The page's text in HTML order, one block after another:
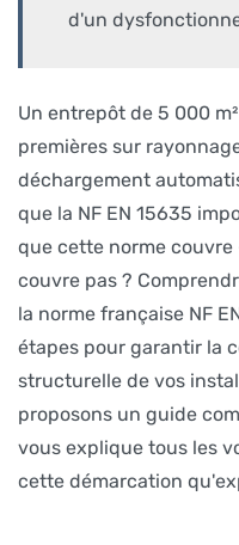
d'un
Un entrepôt de 5 000
premières sur
déchargement
que la NF EN 15635
que cette norme
couvre pas ?
la norme française NF
étapes pour garantir la
structurelle de vos
proposons un guide
vous explique tous les
cette démarcation